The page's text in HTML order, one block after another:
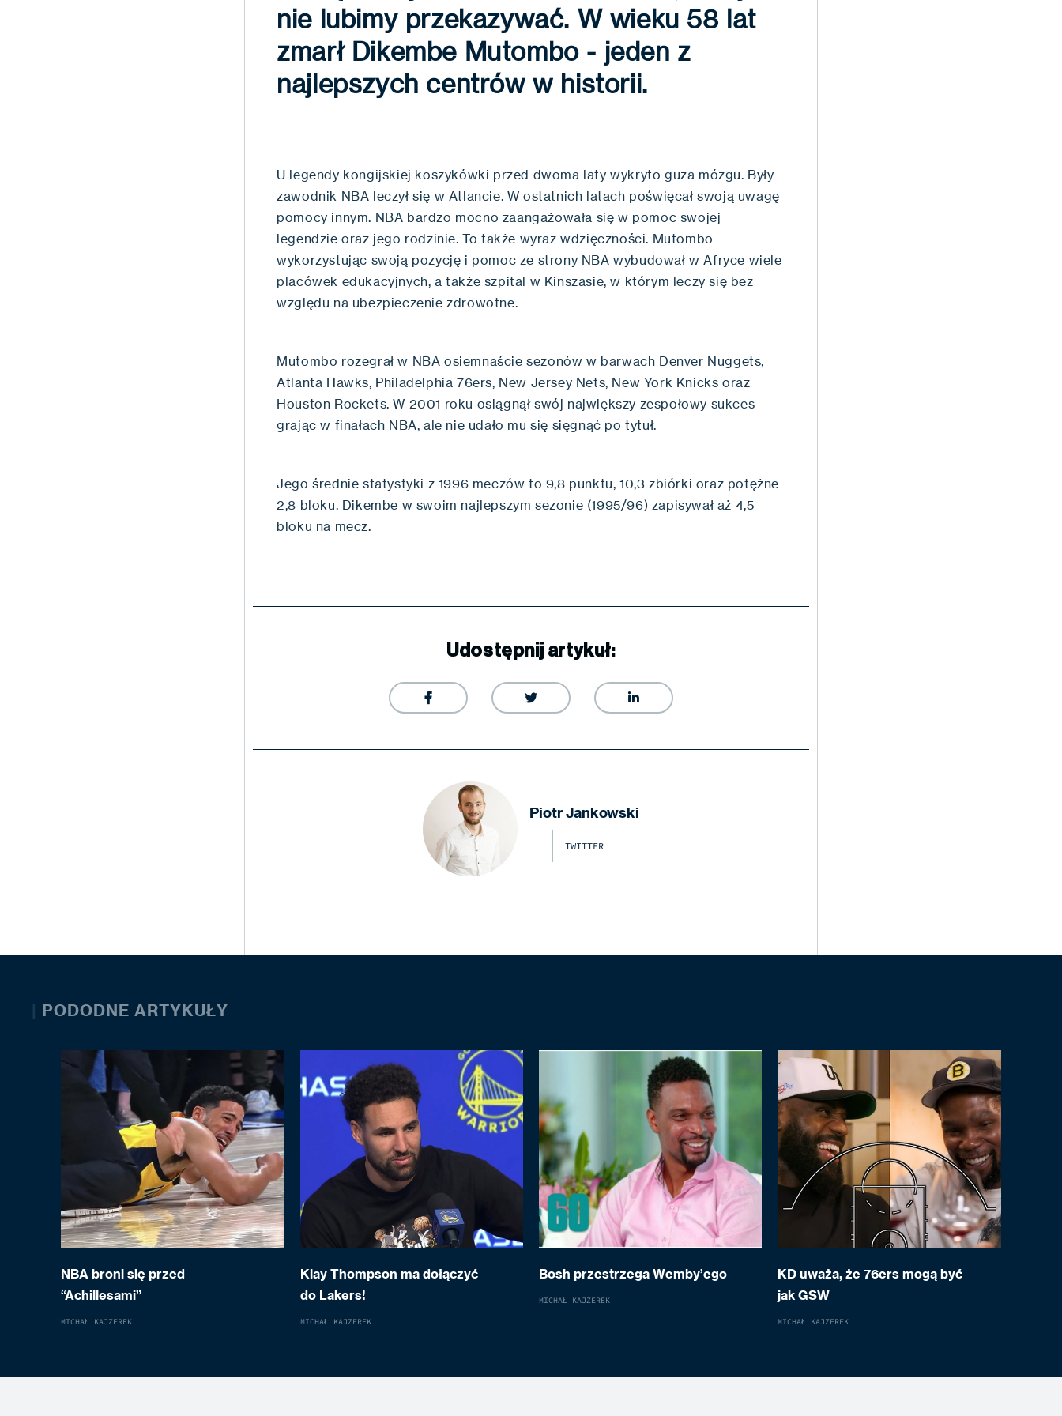
nie lubimy przekazywać. W wieku 58 lat
zmarł Dikembe Mutombo - jeden z
najlepszych centrów w historii.
U legendy kongijskiej koszykówki przed dwoma laty wykryto guza mózgu. Były
zawodnik NBA leczył się w Atlancie. W ostatnich latach poświęcał swoją uwagę
pomocy innym. NBA bardzo mocno zaangażowała się w pomoc swojej
legendzie oraz jego rodzinie. To także wyraz wdzięczności. Mutombo
wykorzystując swoją pozycję i pomoc ze strony NBA wybudował w Afryce wiele
placówek edukacyjnych, a także szpital w Kinszasie, w którym leczy się bez
względu na ubezpieczenie zdrowotne.
Mutombo rozegrał w NBA osiemnaście sezonów w barwach Denver Nuggets,
Atlanta Hawks, Philadelphia 76ers, New Jersey Nets, New York Knicks oraz
Houston Rockets. W 2001 roku osiągnął swój największy zespołowy sukces
grając w finałach NBA, ale nie udało mu się sięgnąć po tytuł.
Jego średnie statystyki z 1996 meczów to 9,8 punktu, 10,3 zbiórki oraz potężne
2,8 bloku. Dikembe w swoim najlepszym sezonie (1995/96) zapisywał aż 4,5
bloku na mecz.
Udostępnij artykuł:
  
Piotr Jankowski
TWITTER
| PODODNE ARTYKUŁY
NBA broni się przed
“Achillesami”
MICHAŁ KAJZEREK
Klay Thompson ma dołączyć
do Lakers!
MICHAŁ KAJZEREK
Bosh przestrzega Wemby’ego
MICHAŁ KAJZEREK
KD uważa, że 76ers mogą być
jak GSW
MICHAŁ KAJZEREK